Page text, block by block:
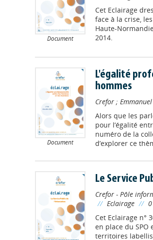
Document
Cet Eclairage
face à la crise,
Haute-
2014.
Document
L'égalité
hommes
Crefor; Emmanuel
Alors que les
pour l’égalité
numéro de la
d’explorer ce
Le Service
Crefor - Pôle
// Eclairage //
Cet Eclairage n°
en place du
territoires